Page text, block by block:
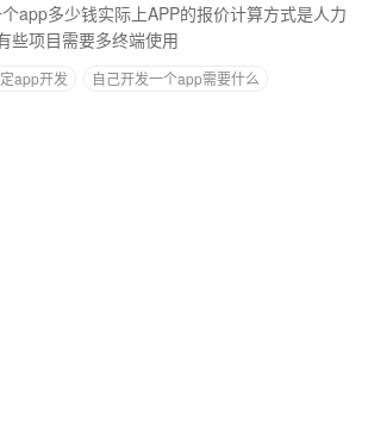
app多少钱实际上APP的报价计算方式是人力
有些项目需要多终端使用
app开发
自己开发一个app需要什么